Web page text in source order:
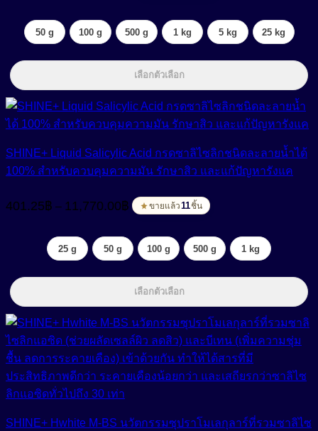
through
107,000.00฿
50 g 100 g 500 g 1 kg 5 kg 25 kg
เลือกตัวเลือก
SHINE+ Liquid Salicylic Acid กรดซาลิไซลิกชนิดละลายน้ำได้
100% สำหรับควบคุมความมัน รักษาสิว และแก้ปัญหารังแค
401.25฿ – 11,770.00฿ range:
through
11,770.00฿
ขายแล้ว11ชิ้น
25 g 50 g 100 g 500 g 1 kg
เลือกตัวเลือก
SHINE+ Hwhite M-BS นวัตกรรมซุปราโมเลกุลาร์ที่รวมซาลิไซ